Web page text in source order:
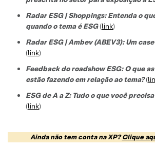
Radar ESG | Shoppings: Entenda o
quando o tema é ESG(link)
Radar ESG | Ambev (ABEV3): Um
(link)
Feedback do roadshow ESG: O que
estão fazendo em relação ao tema?(
ESG de A a Z: Tudo o que você
(link)
Ainda não tem conta na XP?Clique